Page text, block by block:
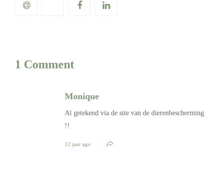
1 Comment
Monique
Al getekend via de site van de dierenbescherming
!!
12 jaar ago